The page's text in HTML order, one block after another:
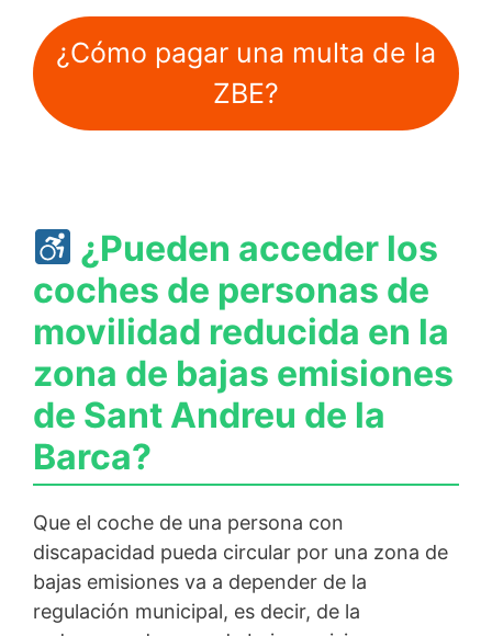
¿Cómo pagar una multa de la
ZBE?
¿Pueden acceder los
coches de personas de
movilidad reducida en la
zona de bajas emisiones
de Sant Andreu de la
Barca?
Que el coche de una persona con
discapacidad pueda circular por una zona de
bajas emisiones va a depender de la
regulación municipal, es decir, de la